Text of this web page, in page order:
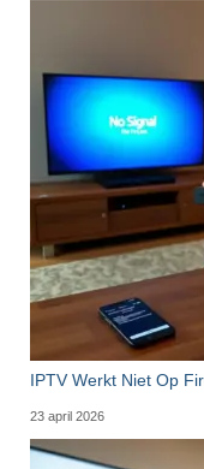
IPTV Werkt Niet Op
23 april 2026